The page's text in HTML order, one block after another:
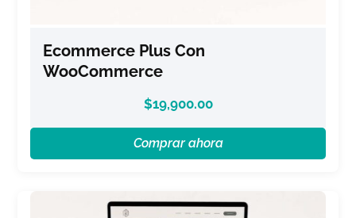
Ecommerce Plus Con
WooCommerce
$19,900.00
Comprar ahora